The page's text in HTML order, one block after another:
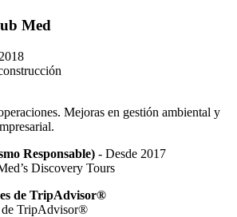
Med
Mejoras en gestión ambiental y
Responsable) - Desde 2017
Discovery Tours
de TripAdvisor®
de TripAdvisor®